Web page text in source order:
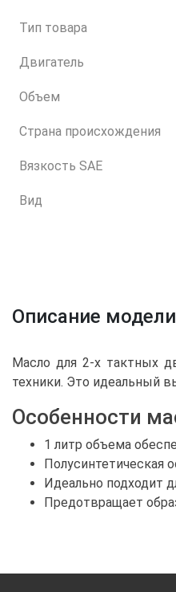
Тип товара
Двигатель
Объем
Страна происхождения
Вязкость SAE
Вид
Описание
Масло для 2-х тактных
техники. Это идеальный
Особенности
1 литр объема
Полусинтетическая
Идеально подходит
Предотвращает